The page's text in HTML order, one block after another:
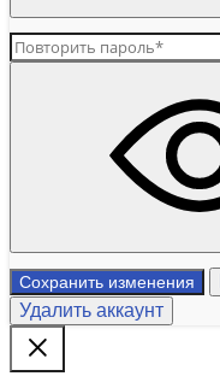
Сохранить изменения
Удалить аккаунт